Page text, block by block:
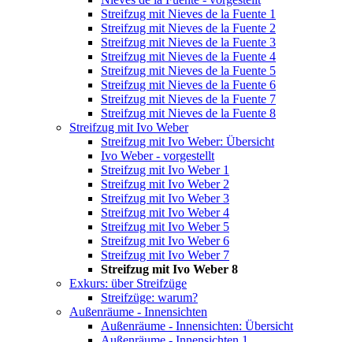
Streifzug mit Nieves de la Fuente 1
Streifzug mit Nieves de la Fuente 2
Streifzug mit Nieves de la Fuente 3
Streifzug mit Nieves de la Fuente 4
Streifzug mit Nieves de la Fuente 5
Streifzug mit Nieves de la Fuente 6
Streifzug mit Nieves de la Fuente 7
Streifzug mit Nieves de la Fuente 8
Streifzug mit Ivo Weber
Streifzug mit Ivo Weber: Übersicht
Ivo Weber - vorgestellt
Streifzug mit Ivo Weber 1
Streifzug mit Ivo Weber 2
Streifzug mit Ivo Weber 3
Streifzug mit Ivo Weber 4
Streifzug mit Ivo Weber 5
Streifzug mit Ivo Weber 6
Streifzug mit Ivo Weber 7
Streifzug mit Ivo Weber 8
Exkurs: über Streifzüge
Streifzüge: warum?
Außenräume - Innensichten
Außenräume - Innensichten: Übersicht